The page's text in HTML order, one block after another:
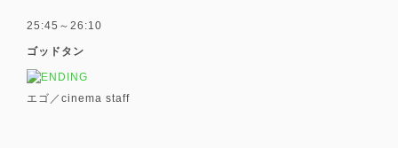
25:45～26:10
ゴッドタン
エゴ／cinema staff